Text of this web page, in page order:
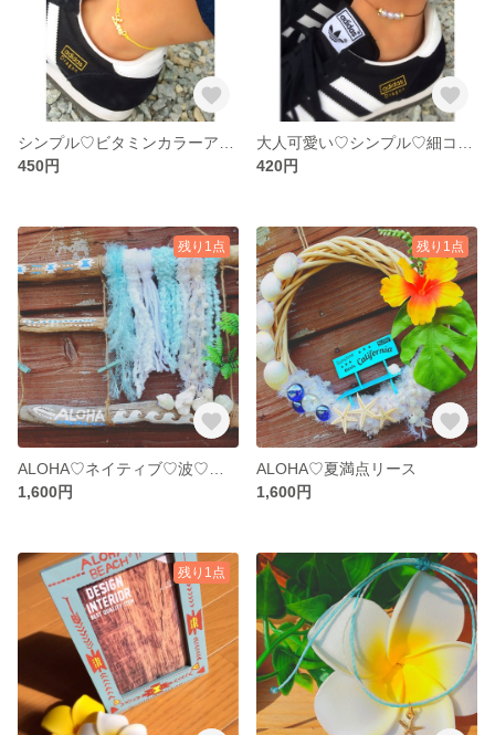
450円
420円
残り1点
1,600円
残り1点
ALOHA♡夏満点リース
1,600円
残り1点